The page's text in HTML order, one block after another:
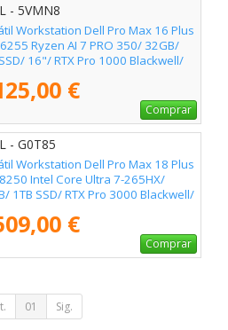
- 5VMN8
Workstation Dell Pro Max 16 Plus
Ryzen AI 7 PRO 350/ 32GB/
16"/ RTX Pro 1000 Blackwell/
€
Comprar
- G0T85
Workstation Dell Pro Max 18 Plus
Intel Core Ultra 7-265HX/
1TB SSD/ RTX Pro 3000 Blackwell/
€
Comprar
01 Sig.